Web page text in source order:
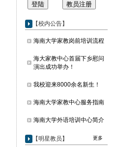
【校内公告】
海南大学家教岗前培训流程
海大家教中心首届下乡慰问
演出成功举办！
我校迎来8000余名新生！
海南大学家教中心服务指南
海南大学外语培训中心简介
【明星教员】 更多